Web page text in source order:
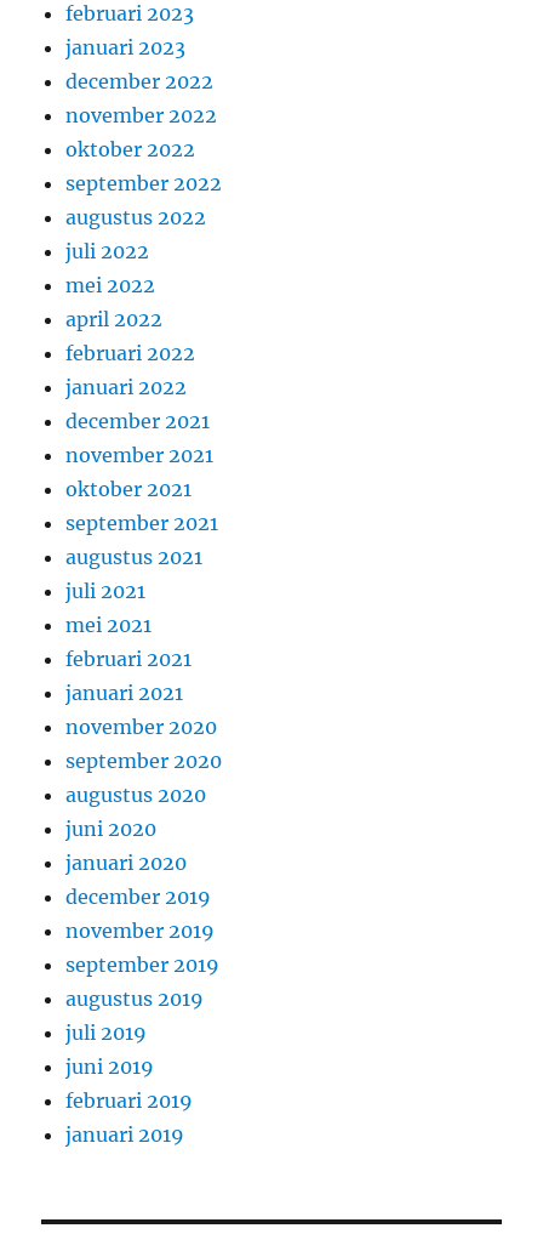
februari 2023
januari 2023
december 2022
november 2022
oktober 2022
september 2022
augustus 2022
juli 2022
mei 2022
april 2022
februari 2022
januari 2022
december 2021
november 2021
oktober 2021
september 2021
augustus 2021
juli 2021
mei 2021
februari 2021
januari 2021
november 2020
september 2020
augustus 2020
juni 2020
januari 2020
december 2019
november 2019
september 2019
augustus 2019
juli 2019
juni 2019
februari 2019
januari 2019